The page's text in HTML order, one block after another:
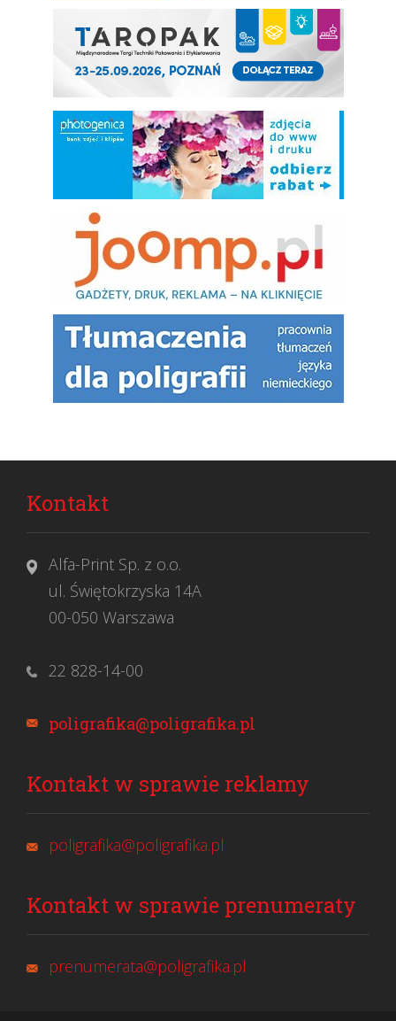
Kontakt
Alfa-Print Sp. z o.o.
ul. Świętokrzyska 14A
00-050 Warszawa
22 828-14-00
poligrafika@poligrafika.pl
Kontakt w sprawie reklamy
poligrafika@poligrafika.pl
Kontakt w sprawie prenumeraty
prenumerata@poligrafika.pl